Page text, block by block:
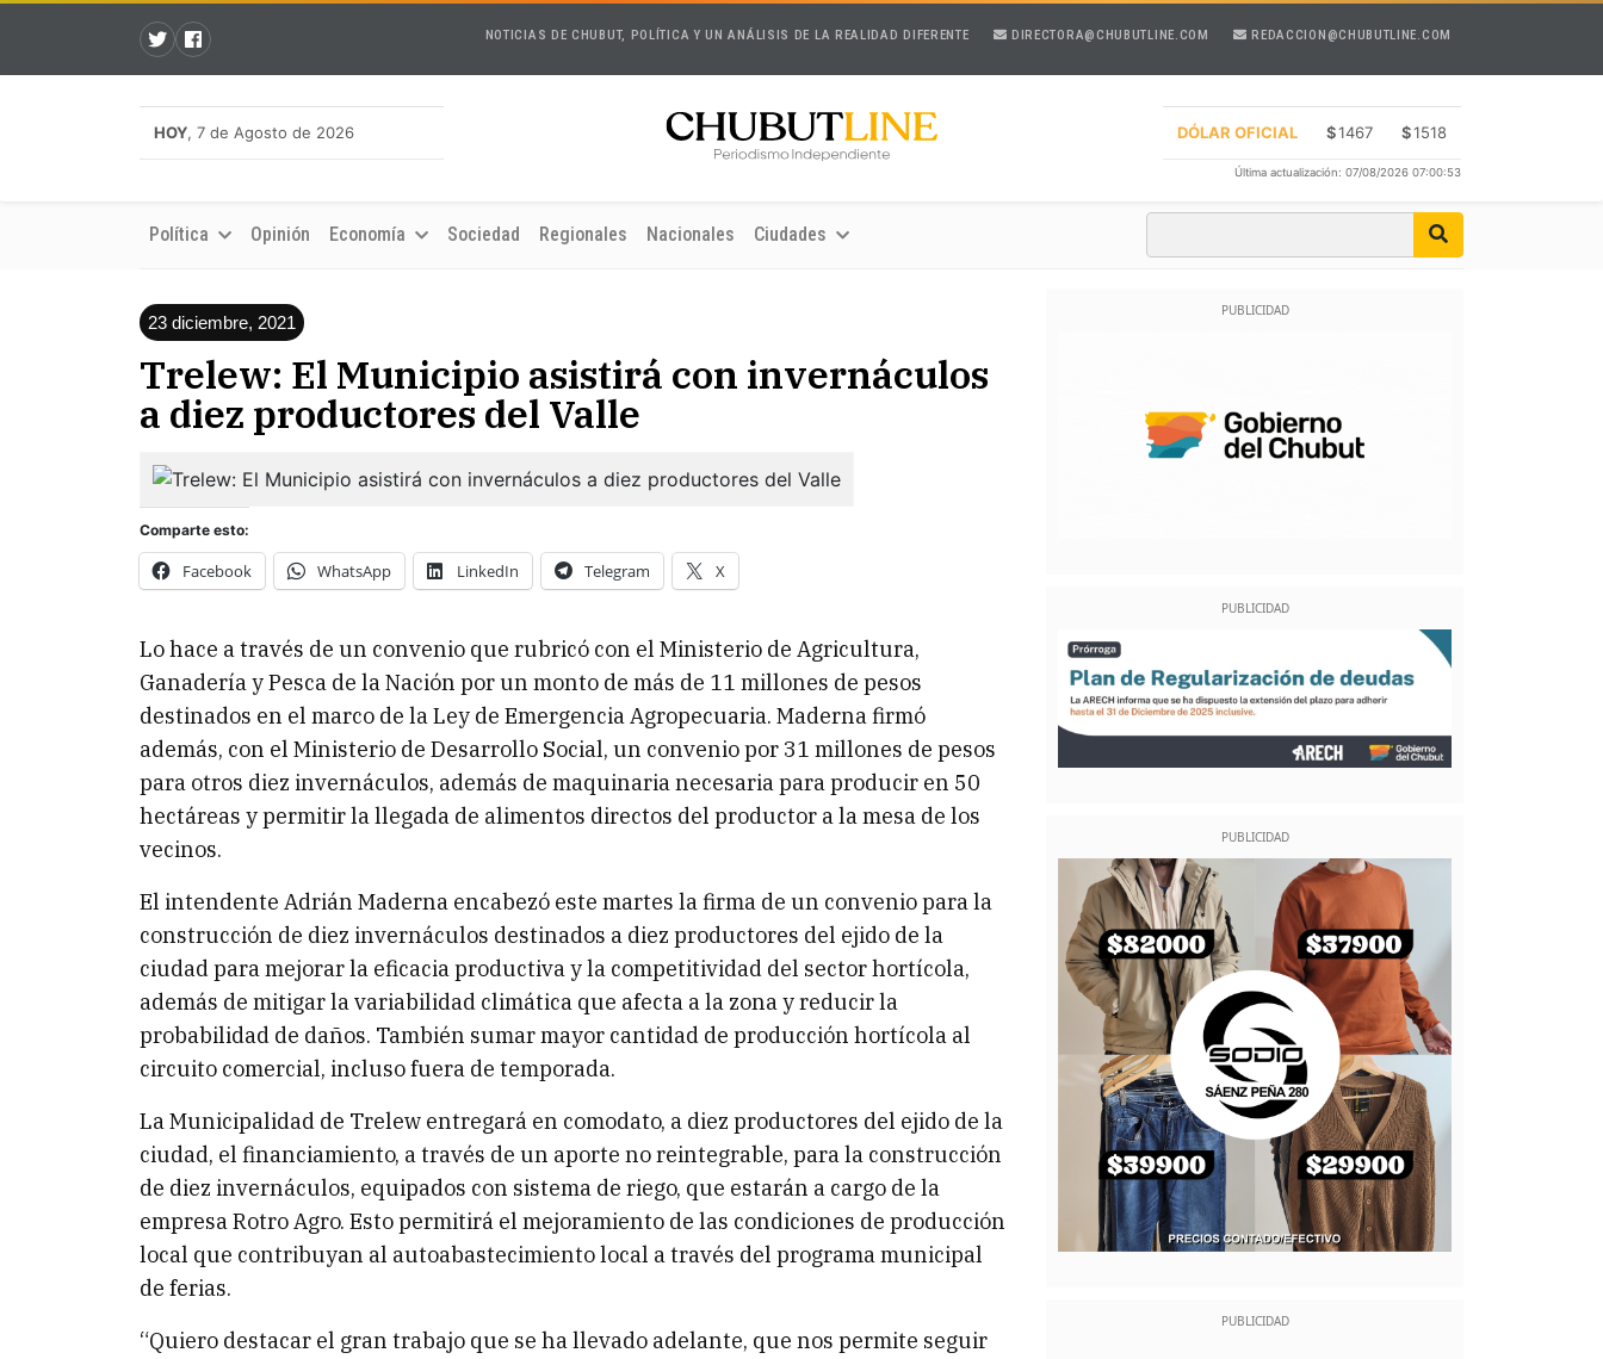
NOTICIAS DE CHUBUT, POLÍTICA Y UN ANÁLISIS DE LA REALIDAD DIFERENTE DIRECTORA@CHUBUTLINE.COM REDACCION@CHUBUTLINE.COM
HOY, 7 de Agosto de 2026 DÓLAR OFICIAL $1467 $1518
Última actualización: 07/08/2026 07:00:53
Política Opinión Economía Sociedad Regionales Nacionales Ciudades
23 diciembre, 2021
Trelew: El Municipio asistirá con invernáculos
a diez productores del Valle
Comparte esto:
Facebook WhatsApp LinkedIn Telegram X
Lo hace a través de un convenio que rubricó con el Ministerio de Agricultura,
Ganadería y Pesca de la Nación por un monto de más de 11 millones de pesos
destinados en el marco de la Ley de Emergencia Agropecuaria. Maderna firmó
además, con el Ministerio de Desarrollo Social, un convenio por 31 millones de pesos
para otros diez invernáculos, además de maquinaria necesaria para producir en 50
hectáreas y permitir la llegada de alimentos directos del productor a la mesa de los
vecinos.
El intendente Adrián Maderna encabezó este martes la firma de un convenio para la
construcción de diez invernáculos destinados a diez productores del ejido de la
ciudad para mejorar la eficacia productiva y la competitividad del sector hortícola,
además de mitigar la variabilidad climática que afecta a la zona y reducir la
probabilidad de daños. También sumar mayor cantidad de producción hortícola al
circuito comercial, incluso fuera de temporada.
La Municipalidad de Trelew entregará en comodato, a diez productores del ejido de la
ciudad, el financiamiento, a través de un aporte no reintegrable, para la construcción
de diez invernáculos, equipados con sistema de riego, que estarán a cargo de la
empresa Rotro Agro. Esto permitirá el mejoramiento de las condiciones de producción
local que contribuyan al autoabastecimiento local a través del programa municipal
de ferias.
“Quiero destacar el gran trabajo que se ha llevado adelante, que nos permite seguir